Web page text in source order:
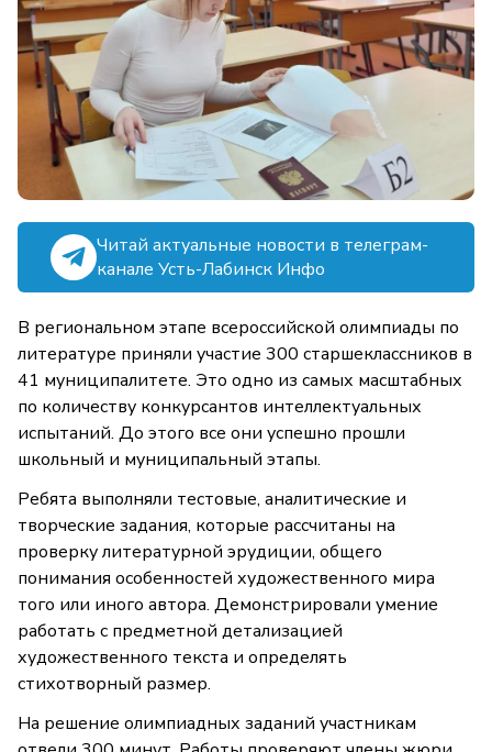
Читай актуальные новости в телеграм-
канале Усть-Лабинск Инфо
В региональном этапе всероссийской олимпиады по
литературе приняли участие 300 старшеклассников в
41 муниципалитете. Это одно из самых масштабных
по количеству конкурсантов интеллектуальных
испытаний. До этого все они успешно прошли
школьный и муниципальный этапы.
Ребята выполняли тестовые, аналитические и
творческие задания, которые рассчитаны на
проверку литературной эрудиции, общего
понимания особенностей художественного мира
того или иного автора. Демонстрировали умение
работать с предметной детализацией
художественного текста и определять
стихотворный размер.
На решение олимпиадных заданий участникам